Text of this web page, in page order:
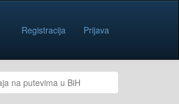
Registracija Prijava
na putevima u BiH